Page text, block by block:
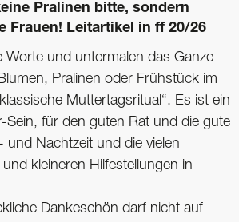
Pralinen bitte, sondern
Frauen! Leitartikel in ff 20/26
Worte und untermalen das Ganze
Pralinen oder Frühstück im
Muttertagsritual“. Es ist ein
Sein, für den guten Rat und die gute
und Nachtzeit und die vielen
kleineren Hilfestellungen in
Dankeschön darf nicht auf